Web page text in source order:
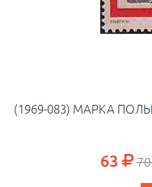
(1969-083) МАРКА
63